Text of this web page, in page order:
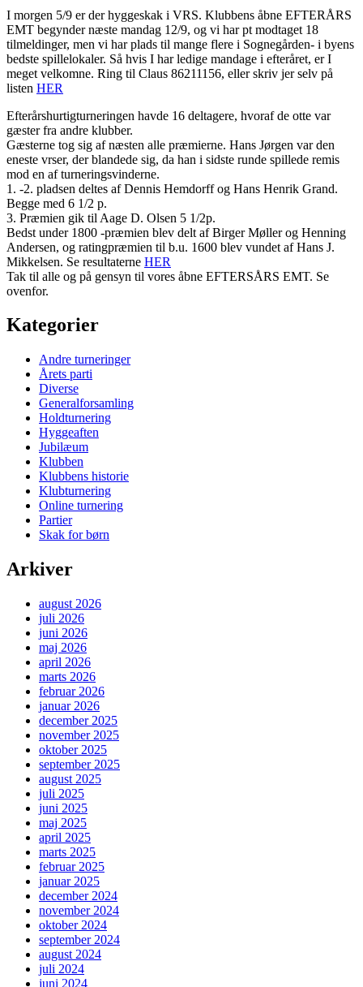
I morgen 5/9 er der hyggeskak i VRS. Klubbens åbne EFTERÅRS
EMT begynder næste mandag 12/9, og vi har pt modtaget 18
tilmeldinger, men vi har plads til mange flere i Sognegården- i byens
bedste spillelokaler. Så hvis I har ledige mandage i efteråret, er I
meget velkomne. Ring til Claus 86211156, eller skriv jer selv på
listen HER
Efterårshurtigturneringen havde 16 deltagere, hvoraf de otte var
gæster fra andre klubber.
Gæsterne tog sig af næsten alle præmierne. Hans Jørgen var den
eneste vrser, der blandede sig, da han i sidste runde spillede remis
mod en af turneringsvinderne.
1. -2. pladsen deltes af Dennis Hemdorff og Hans Henrik Grand.
Begge med 6 1/2 p.
3. Præmien gik til Aage D. Olsen 5 1/2p.
Bedst under 1800 -præmien blev delt af Birger Møller og Henning
Andersen, og ratingpræmien til b.u. 1600 blev vundet af Hans J.
Mikkelsen. Se resultaterne HER
Tak til alle og på gensyn til vores åbne EFTERSÅRS EMT. Se
ovenfor.
Kategorier
Andre turneringer
Årets parti
Diverse
Generalforsamling
Holdturnering
Hyggeaften
Jubilæum
Klubben
Klubbens historie
Klubturnering
Online turnering
Partier
Skak for børn
Arkiver
august 2026
juli 2026
juni 2026
maj 2026
april 2026
marts 2026
februar 2026
januar 2026
december 2025
november 2025
oktober 2025
september 2025
august 2025
juli 2025
juni 2025
maj 2025
april 2025
marts 2025
februar 2025
januar 2025
december 2024
november 2024
oktober 2024
september 2024
august 2024
juli 2024
juni 2024